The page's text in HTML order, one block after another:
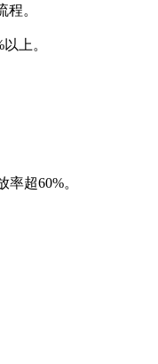
。
上‌。
超‌60%‌。